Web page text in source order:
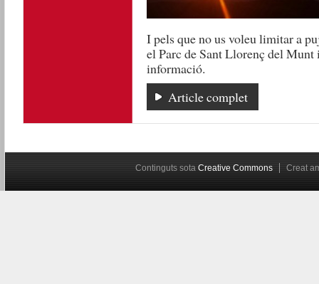
I pels que no us voleu limitar a
el Parc de Sant Llorenç del Munt
informació.
Article complet
Continguts sota Creative Commons Creat